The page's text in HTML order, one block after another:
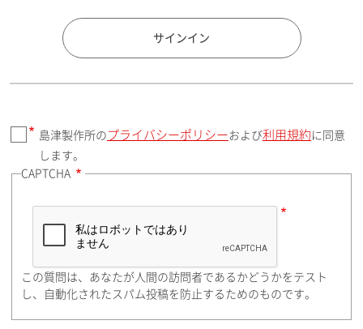
国 / エリア
郵便番号（勤務先）
住所検索
都道府県（勤務先）
サインイン
島津製作所の プライバシーポリシー および利用規約 に同意
します。
CAPTCHA
この質問は、あなたが人間の訪問者であるかどうかをテスト
し、自動化されたスパム投稿を防止するためのものです。